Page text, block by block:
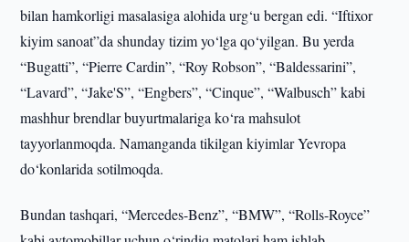
bilan hamkorligi masalasiga alohida urg‘u bergan edi. “Iftixor
kiyim sanoat”da shunday tizim yo‘lga qo‘yilgan. Bu yerda
“Bugatti”, “Pierre Cardin”, “Roy Robson”, “Baldessarini”,
“Lavard”, “Jake'S”, “Engbers”, “Cinque”, “Walbusch” kabi
mashhur brendlar buyurtmalariga ko‘ra mahsulot
tayyorlanmoqda. Namanganda tikilgan kiyimlar Yevropa
do‘konlarida sotilmoqda.
Bundan tashqari, “Mercedes-Benz”, “BMW”, “Rolls-Royce”